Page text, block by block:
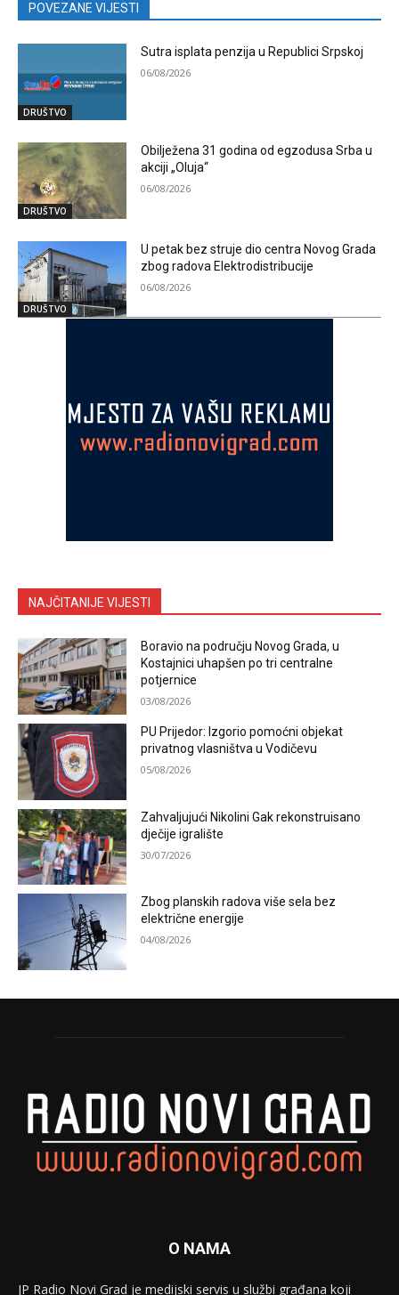
POVEZANE VIJESTI
DRUŠTVO
Sutra isplata penzija u Republici Srpskoj
06/08/2026
DRUŠTVO
Obilježena 31 godina od egzodusa Srba u
akciji „Oluja“
06/08/2026
DRUŠTVO
U petak bez struje dio centra Novog Grada
zbog radova Elektrodistribucije
06/08/2026
NAJČITANIJE VIJESTI
Boravio na području Novog Grada, u
Kostajnici uhapšen po tri centralne
potjernice
03/08/2026
PU Prijedor: Izgorio pomoćni objekat
privatnog vlasništva u Vodičevu
05/08/2026
Zahvaljujući Nikolini Gak rekonstruisano
dječije igralište
30/07/2026
Zbog planskih radova više sela bez
električne energije
04/08/2026
O NAMA
JP Radio Novi Grad je medijski servis u službi građana koji